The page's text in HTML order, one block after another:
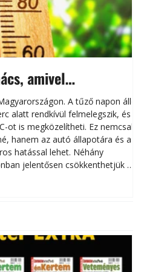
amivel
a nyári károktól
A tűző napon álló
alatt rendkívül felmelegszik, és
ot is megközelítheti. Ez nemcsak
hanem az autó állapotára és a
hatással lehet. Néhány
jelentősen csökkenthetjük a